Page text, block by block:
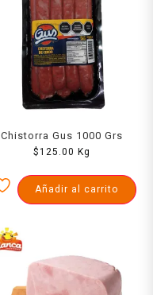
Chistorra Gus 1000 Grs
$125.00 Kg
Añadir al carrito